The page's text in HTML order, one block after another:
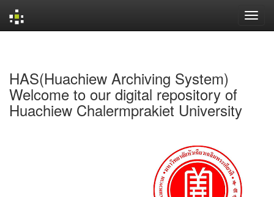
HAS(Huachiew Archiving System)
Welcome to our digital repository of
Huachiew Chalermprakiet University